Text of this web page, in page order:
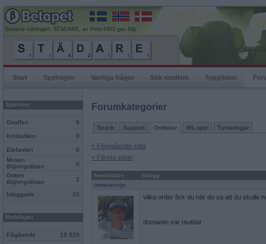
Senaste rullningen, STäDARE, av Peter1903 gav 83p
Start Spelregler Vanliga frågor Sök medlem Topplistor
Spelrum
Giraffen 8
Krokodilen 0
Elefanten
0
Musen
Böjningslistan
0
Grisen
Böjningslistan
2
Inloggade 10
Mobilspel
Pågående 18 520
Forumkategorier
Snack Support Ordlekar IRL-spel Turneringar
« Föregående sida
« Första sidan
Användare
Inlägg
remvanrijn
vilka order fick du när du sa att du skulle
domaren var mutbar